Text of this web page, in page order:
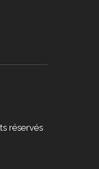
réservés